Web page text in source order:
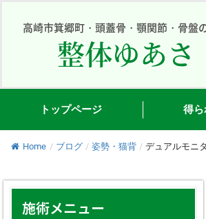
ッ
高崎市箕郷町・頭蓋骨・顎関節・骨盤
整体ゆあさ
トップページ 得
Home / ブログ / 姿勢・猫背 / デュアルモニ
施術メニュー